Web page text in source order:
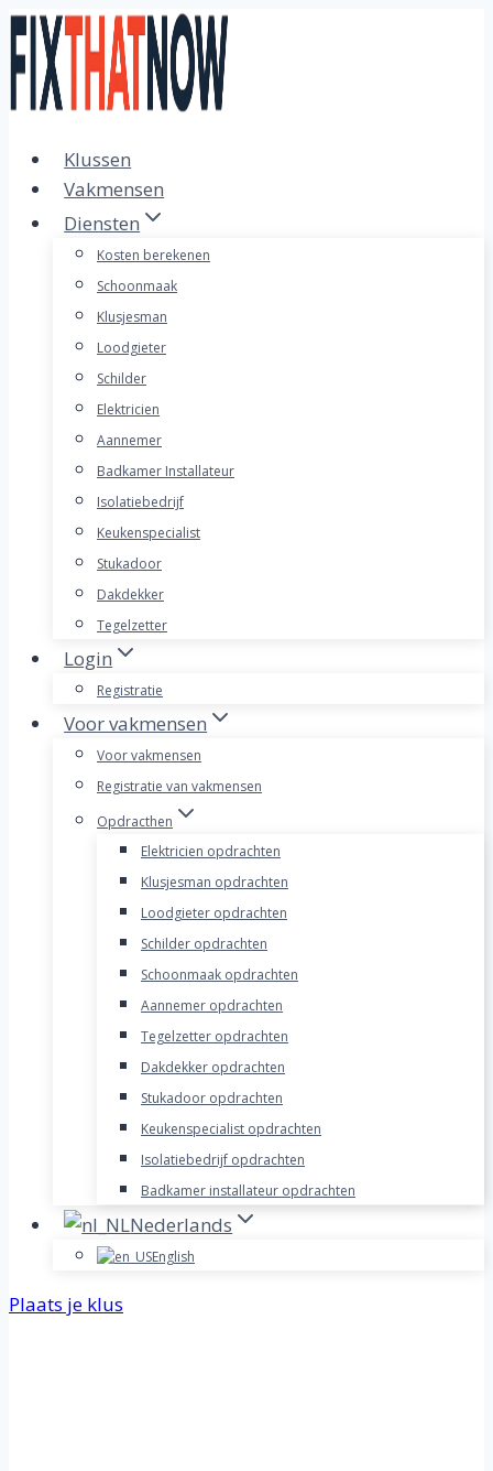
Doorgaan
naar
inhoud
Klussen
Vakmensen
Diensten
Kosten berekenen
Schoonmaak
Klusjesman
Loodgieter
Schilder
Elektricien
Aannemer
Badkamer Installateur
Isolatiebedrijf
Keukenspecialist
Stukadoor
Dakdekker
Tegelzetter
Login
Registratie
Voor vakmensen
Voor vakmensen
Registratie van vakmensen
Opdracthen
Elektricien opdrachten
Klusjesman opdrachten
Loodgieter opdrachten
Schilder opdrachten
Schoonmaak opdrachten
Aannemer opdrachten
Tegelzetter opdrachten
Dakdekker opdrachten
Stukadoor opdrachten
Keukenspecialist opdrachten
Isolatiebedrijf opdrachten
Badkamer installateur opdrachten
Nederlands
English
Plaats je klus